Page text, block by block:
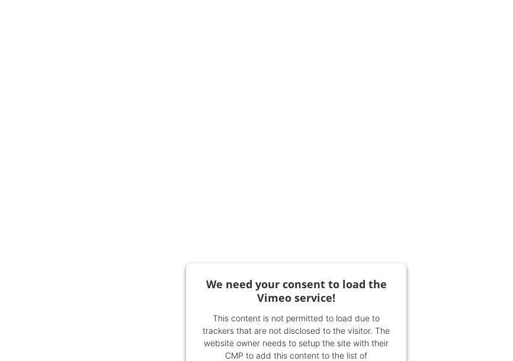
We need your consent to load the
Vimeo service!
This content is not permitted to load due to
trackers that are not disclosed to the visitor. The
website owner needs to setup the site with their
CMP to add this content to the list of